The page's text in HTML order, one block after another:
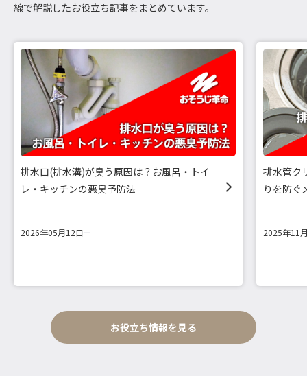
線で解説したお役立ち記事をまとめています。
排水口(排水溝)が臭う原因は？お風呂・トイ
レ・キッチンの悪臭予防法
2026年05月12日
排水管ク
りを防ぐ
2025年11
お役立ち情報を見る